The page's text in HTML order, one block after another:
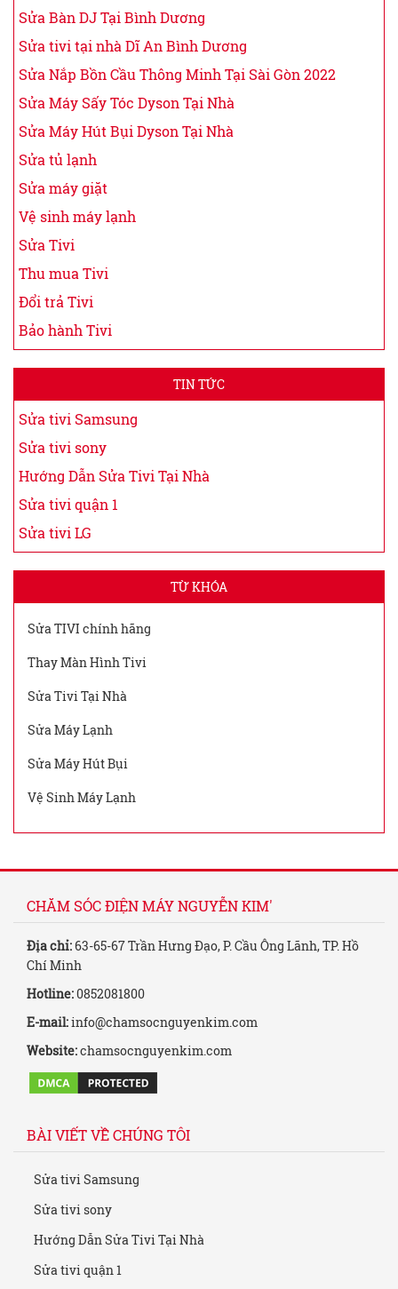
Sửa Bàn DJ Tại Bình Dương
Sửa tivi tại nhà Dĩ An Bình Dương
Sửa Nắp Bồn Cầu Thông Minh Tại Sài Gòn 2022
Sửa Máy Sấy Tóc Dyson Tại Nhà
Sửa Máy Hút Bụi Dyson Tại Nhà
Sửa tủ lạnh
Sửa máy giặt
Vệ sinh máy lạnh
Sửa Tivi
Thu mua Tivi
Đổi trả Tivi
Bảo hành Tivi
TIN TỨC
Sửa tivi Samsung
Sửa tivi sony
Hướng Dẫn Sửa Tivi Tại Nhà
Sửa tivi quận 1
Sửa tivi LG
TỪ KHÓA
Sửa TIVI chính hãng
Thay Màn Hình Tivi
Sửa Tivi Tại Nhà
Sửa Máy Lạnh
Sửa Máy Hút Bụi
Vệ Sinh Máy Lạnh
CHĂM SÓC ĐIỆN MÁY NGUYỄN KIM'
Địa chỉ:63-65-67 Trần Hưng Đạo, P. Cầu Ông Lãnh, TP. Hồ
Chí Minh
Hotline:0852081800
E-mail:info@chamsocnguyenkim.com
Website:chamsocnguyenkim.com
BÀI VIẾT VỀ CHÚNG TÔI
Sửa tivi Samsung
Sửa tivi sony
Hướng Dẫn Sửa Tivi Tại Nhà
Sửa tivi quận 1